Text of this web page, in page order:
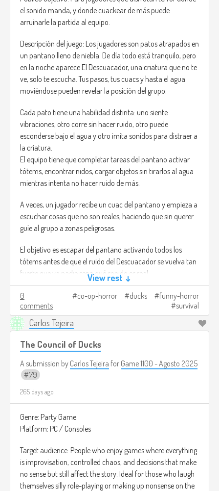
el sonido manda, y donde cuackear de más puede
arruinarle la partida al equipo.
Descripción del juego: Los jugadores son patos atrapados en
un pantano lleno de niebla. De día todo está tranquilo, pero
en la noche aparece El Descuacador, una criatura que no te
ve, solo te escucha. Tus pasos, tus cuacs y hasta el agua
moviéndose pueden revelar la posición del grupo.
Cada pato tiene una habilidad distinta: uno siente
vibraciones, otro corre sin hacer ruido, otro puede
esconderse bajo el agua y otro imita sonidos para distraer a
la criatura.
El equipo tiene que completar tareas del pantano activar
tótems, encontrar nidos, cargar objetos sin tirarlos al agua
mientras intenta no hacer ruido de más.
A veces, un jugador recibe un cuac del pantano y empieza a
escuchar cosas que no son reales, haciendo que sin querer
guíe al grupo a zonas peligrosas.
El objetivo es escapar del pantano activando todos los
tótems antes de que el ruido del Descuacador se vuelva tan
fuerte que ya nadie sepa qué sonido es real.
Créditos de imagen:
https://trebz.artstation.com/projects/AdKgW
View rest ↓
0
comments
co-op-horror ducks
funny-horror
survival
Carlos Tejeira
The Council of Ducks
A submission by Carlos Tejeira for Game 1100 - Agosto 2025
79
265 days ago
Genre: Party Game
Platform: PC / Consoles
Target audience: People who enjoy games where everything
is improvisation, controlled chaos, and decisions that make
no sense but still affect the story. Ideal for those who laugh
themselves silly role-playing or making up nonsense on the